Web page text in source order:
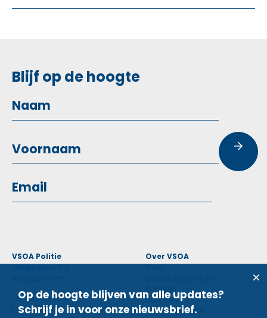
Blijf op de hoogte
VSOA Politie
Tel: 02 660 59 11
Fax: 02 660 50 97
Over VSOA
Diensten
Voordelen
Contactpersoon
Op de hoogte blijven van alle updates?
Schrijf je in voor onze nieuwsbrief.